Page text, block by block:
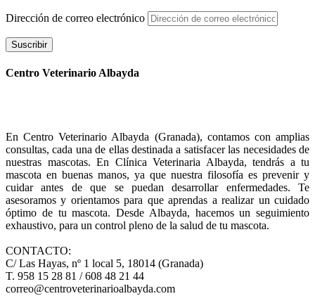
Dirección de correo electrónico
Suscribir
Centro Veterinario Albayda
En Centro Veterinario Albayda (Granada), contamos con amplias
consultas, cada una de ellas destinada a satisfacer las necesidades de
nuestras mascotas. En Clínica Veterinaria Albayda, tendrás a tu
mascota en buenas manos, ya que nuestra filosofía es prevenir y
cuidar antes de que se puedan desarrollar enfermedades. Te
asesoramos y orientamos para que aprendas a realizar un cuidado
óptimo de tu mascota. Desde Albayda, hacemos un seguimiento
exhaustivo, para un control pleno de la salud de tu mascota.
CONTACTO:
C/ Las Hayas, nº 1 local 5, 18014 (Granada)
T. 958 15 28 81 / 608 48 21 44
correo@centroveterinarioalbayda.com